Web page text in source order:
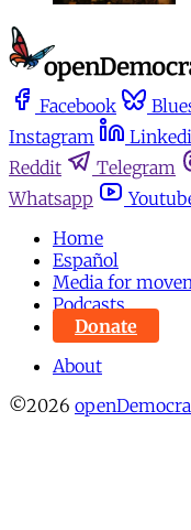
Facebook
Instagram
Reddit
Telegram
Whatsapp
Home
Español
Media for
Podcasts
Donate
About
©2026